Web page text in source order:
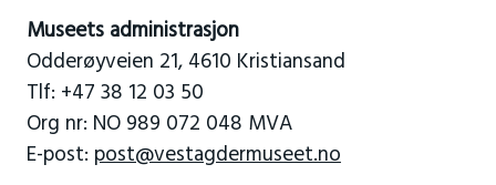
Museets administrasjon
Odderøyveien 21, 4610 Kristiansand
Tlf: +47 38 12 03 50
Org nr: NO 989 072 048 MVA
E-post: post@vestagdermuseet.no